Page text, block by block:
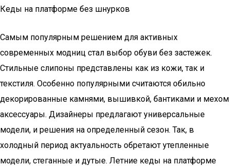
Кеды на платформе без шнурков
Самым популярным решением для активных
современных модниц стал выбор обуви без застежек.
Стильные слипоны представлены как из кожи, так и
текстиля. Особенно популярными считаются обильно
декорированные камнями, вышивкой, бантиками и мехом
аксессуары. Дизайнеры предлагают универсальные
модели, и решения на определенный сезон. Так, в
холодный период актуальность обретают утепленные
модели, стеганные и дутые. Летние кеды на платформе